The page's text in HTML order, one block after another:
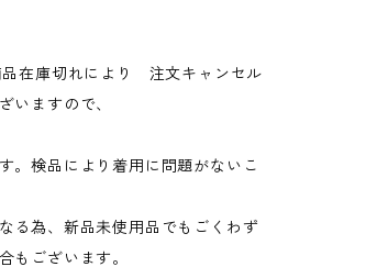
品在庫切れにより 注文キャンセル
いますので、
。検品により着用に問題がないこ
る為、新品未使用品でもごくわず
もございます。